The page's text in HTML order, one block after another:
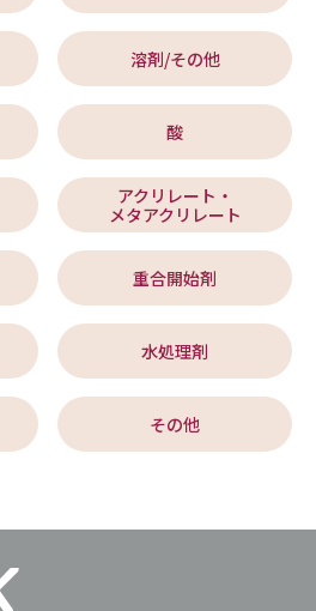
溶剤/その他
酸
アクリレート・
メタアクリレート
重合開始剤
水処理剤
その他